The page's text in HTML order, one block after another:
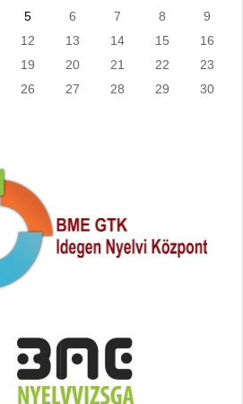
5 6 7 8
9
12 13 14 15
16
19 20 21 22
23
26 27 28 29
30